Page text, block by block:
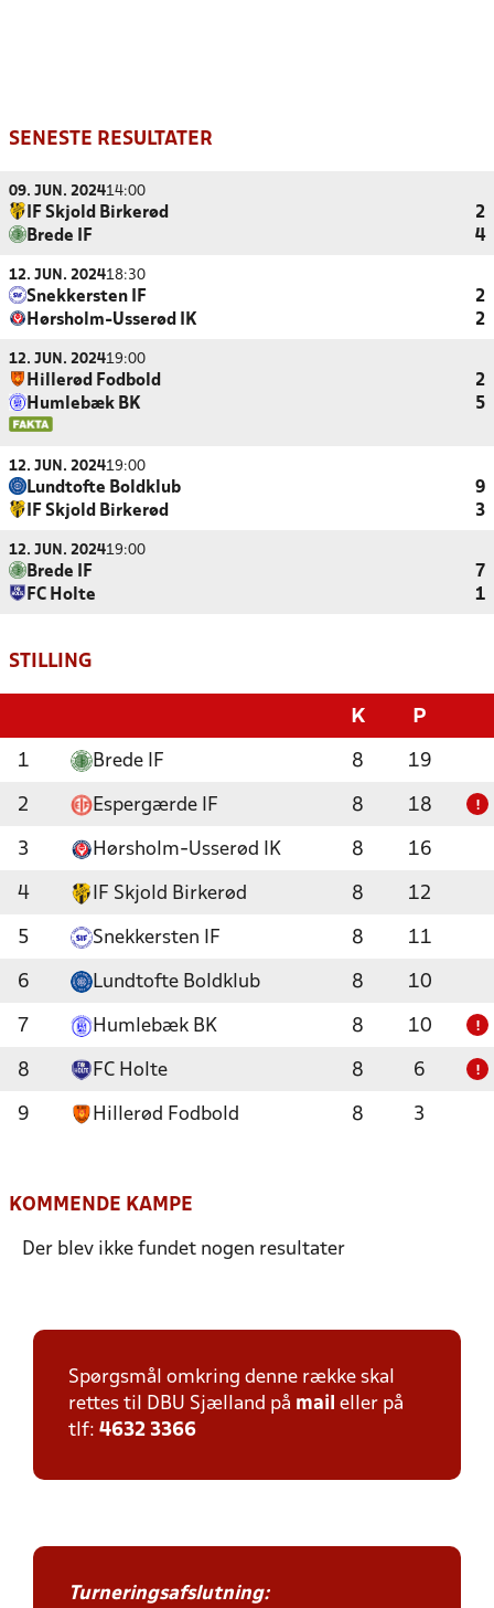
SENESTE RESULTATER
09. JUN. 202414:00
IF Skjold Birkerød
2
Brede IF
4
12. JUN. 202418:30
Snekkersten IF
2
Hørsholm-Usserød IK
2
12. JUN. 202419:00
Hillerød Fodbold
2
Humlebæk BK
5
12. JUN. 202419:00
Lundtofte Boldklub
9
IF Skjold Birkerød
3
12. JUN. 202419:00
Brede IF
7
FC Holte
1
STILLING
K P
1 Brede IF 8 19
2 Espergærde IF 8 18 !
3 Hørsholm-Usserød IK 8 16
4 IF Skjold Birkerød 8 12
5 Snekkersten IF 8 11
6 Lundtofte Boldklub 8 10
7 Humlebæk BK 8 10 !
8 FC Holte 8 6 !
9 Hillerød Fodbold 8 3
KOMMENDE KAMPE
Der blev ikke fundet nogen resultater
Spørgsmål omkring denne række skal
rettes til DBU Sjælland på mail eller på
tlf: 4632 3366
Turneringsafslutning: